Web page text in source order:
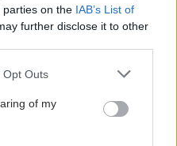
parties on the IAB’s List of
further disclose it to other
uses one or more Google
behaviour. You may click to
and its third-party tags to
purposes in below Google
Opt Outs
of my
υπολογίζεται ότι
10.000 γεννήσεις, με
είναι κληρονομικά.